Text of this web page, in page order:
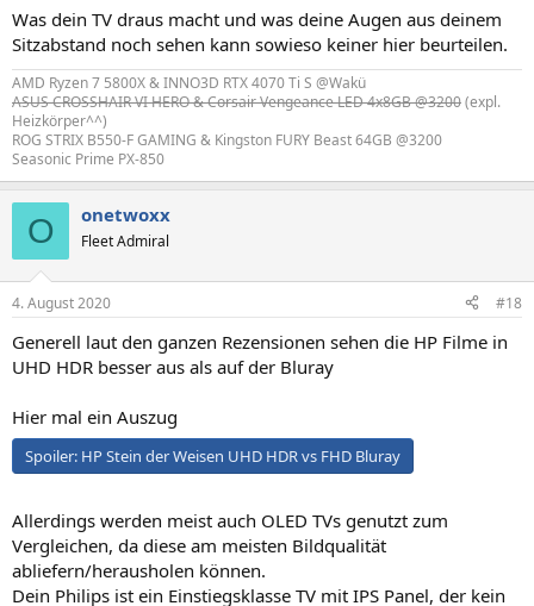
Was dein TV draus macht und was deine Augen aus deinem
Sitzabstand noch sehen kann sowieso keiner hier beurteilen.
AMD Ryzen 7 5800X & INNO3D RTX 4070 Ti S @Wakü
ASUS CROSSHAIR VI HERO & Corsair Vengeance LED 4x8GB @3200(expl.
Heizkörper^^)
ROG STRIX B550-F GAMING & Kingston FURY Beast 64GB @3200
Seasonic Prime PX-850
O onetwoxx
Fleet Admiral
4. August 2020 #18
Generell laut den ganzen Rezensionen sehen die HP Filme in
UHD HDR besser aus als auf der Bluray
Hier mal ein Auszug
Spoiler: HP Stein der Weisen UHD HDR vs FHD Bluray
Allerdings werden meist auch OLED TVs genutzt zum
Vergleichen, da diese am meisten Bildqualität
abliefern/herausholen können.
Dein Philips ist ein Einstiegsklasse TV mit IPS Panel, der kein